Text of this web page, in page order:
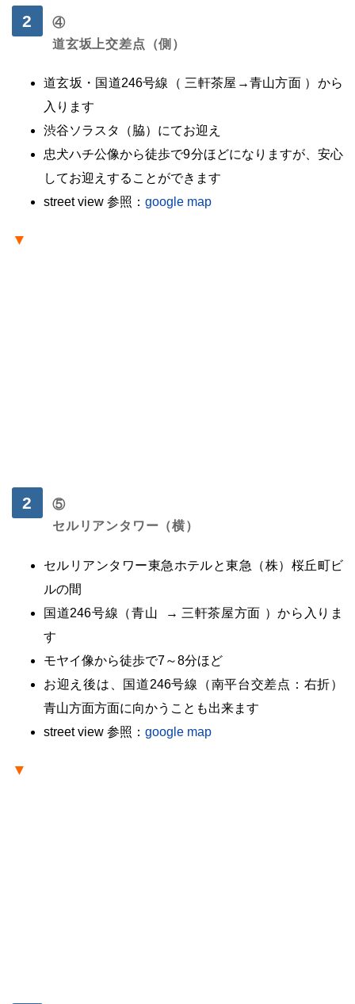
④
道玄坂上交差点（側）
道玄坂・ 国道246号線（ 三軒茶屋→青山方面 ）から
入ります
渋谷ソラスタ（脇）にてお迎え
忠犬ハチ公像から徒歩で9分ほどになりますが、安心
してお迎えすることができます
street view 参照： google map
▼
⑤
セルリアンタワー（横）
セルリアンタワー東急ホテルと東急（株）桜丘町ビ
ルの間
国道246号線（青山 → 三軒茶屋方面 ）から入りま
す
モヤイ像から徒歩で7～8分ほど
お迎え後は、国道246号線（南平台交差点：右折）
青山方面方面に向かうことも出来ます
street view 参照： google map
▼